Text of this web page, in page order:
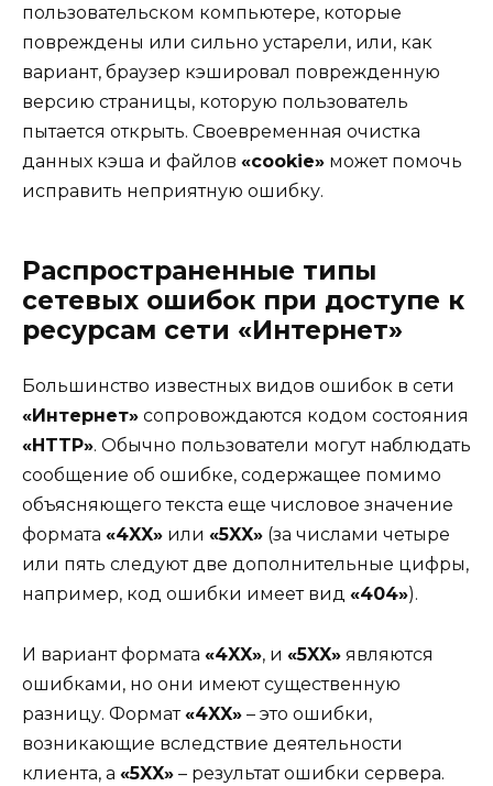
пользовательском компьютере, которые
повреждены или сильно устарели, или, как
вариант, браузер кэшировал поврежденную
версию страницы, которую пользователь
пытается открыть. Своевременная очистка
данных кэша и файлов «cookie» может помочь
исправить неприятную ошибку.
Распространенные типы
сетевых ошибок при доступе к
ресурсам сети «Интернет»
Большинство известных видов ошибок в сети
«Интернет» сопровождаются кодом состояния
«HTTP». Обычно пользователи могут наблюдать
сообщение об ошибке, содержащее помимо
объясняющего текста еще числовое значение
формата «4XX» или «5XX» (за числами четыре
или пять следуют две дополнительные цифры,
например, код ошибки имеет вид «404»).
И вариант формата «4XX», и «5XX» являются
ошибками, но они имеют существенную
разницу. Формат«4XX» – это ошибки,
возникающие вследствие деятельности
клиента, а «5XX» – результат ошибки сервера.